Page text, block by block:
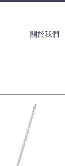
關於我們